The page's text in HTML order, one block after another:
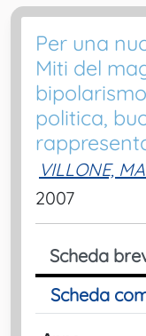
Per una
Miti del
politica,
VILLONE,
2007
Scheda
Scheda